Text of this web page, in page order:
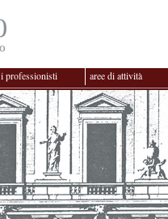
i professionisti aree di attività